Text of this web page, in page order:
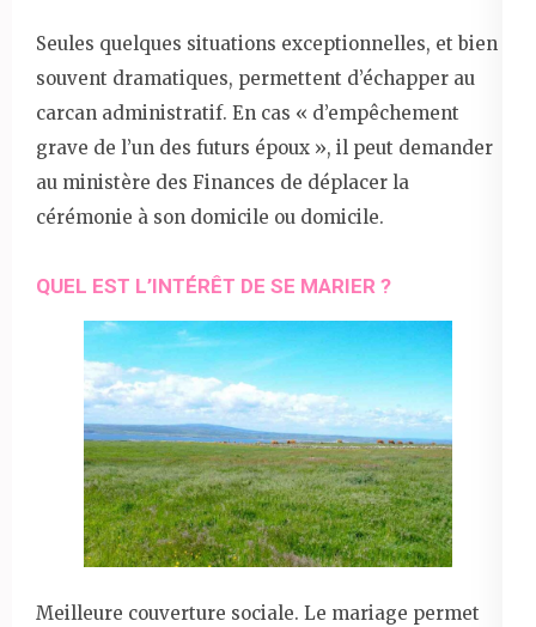
Seules quelques situations exceptionnelles, et bien
souvent dramatiques, permettent d’échapper au
carcan administratif. En cas « d’empêchement
grave de l’un des futurs époux », il peut demander
au ministère des Finances de déplacer la
cérémonie à son domicile ou domicile.
QUEL EST L’INTÉRÊT DE SE MARIER ?
Meilleure couverture sociale. Le mariage permet